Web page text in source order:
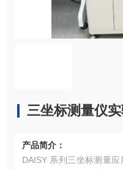
三坐标测量仪
产品简介：
DAISY 系列三坐标测量